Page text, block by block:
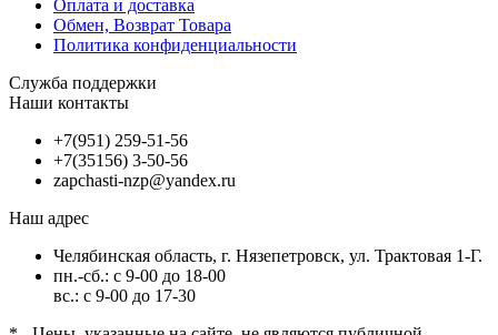
Оплата и доставка
Обмен, Возврат Товара
Политика конфиденциальности
Служба поддержки
Наши контакты
+7(951) 259-51-56
+7(35156) 3-50-56
zapchasti-nzp@yandex.ru
Наш адрес
Челябинская область, г. Нязепетровск, ул. Трактовая 1-Г.
пн.-сб.: с 9-00 до 18-00
вс.: с 9-00 до 17-30